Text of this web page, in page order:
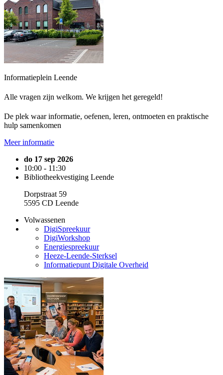
Informatieplein Leende
Alle vragen zijn welkom. We krijgen het geregeld!
De plek waar informatie, oefenen, leren, ontmoeten en praktische
hulp samenkomen
Meer informatie
do 17 sep 2026
10:00 - 11:30
Bibliotheekvestiging Leende
Dorpstraat 59
5595 CD Leende
Volwassenen
DigiSpreekuur
DigiWorkshop
Energiespreekuur
Heeze-Leende-Sterksel
Informatiepunt Digitale Overheid